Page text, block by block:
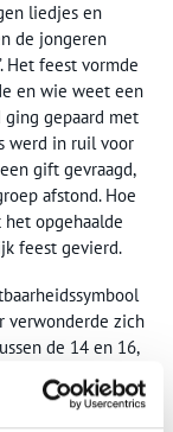
liedjes en
de jongeren
Het feest vormde
en wie weet een
ging gepaard met
werd in ruil voor
gift gevraagd,
afstond. Hoe
opgehaalde
feest gevierd.
verwonderde zich
de 14 en 16,
iets joligs
Dit gold
optochten